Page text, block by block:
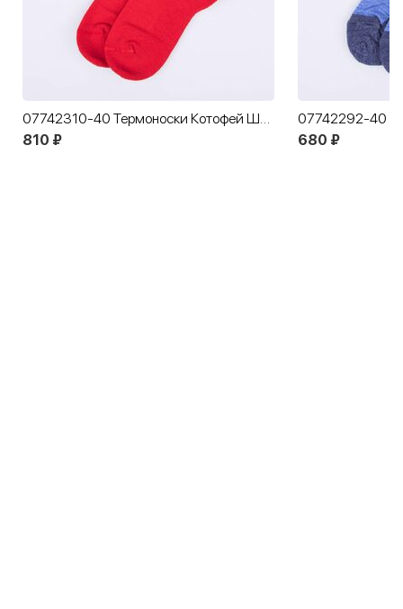
07742310-40 Термоноски Котофей Шерсть красные
810 ₽
680 ₽